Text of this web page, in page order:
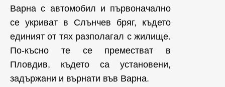
Варна с автомобил и първоначално
се укриват в Слънчев бряг, където
единият от тях разполагал с жилище.
По-късно те се преместват в
Пловдив, където са установени,
задържани и върнати във Варна.